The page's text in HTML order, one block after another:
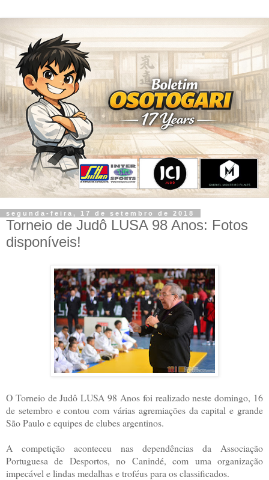
segunda-feira, 17 de setembro de 2018
Torneio de Judô LUSA 98 Anos: Fotos
disponíveis!
O Torneio de Judô LUSA 98 Anos foi realizado neste domingo, 16
de setembro e contou com várias agremiações da capital e grande
São Paulo e equipes de clubes argentinos.
A competição aconteceu nas dependências da Associação
Portuguesa de Desportos, no Canindé, com uma organização
impecável e lindas medalhas e troféus para os classificados.